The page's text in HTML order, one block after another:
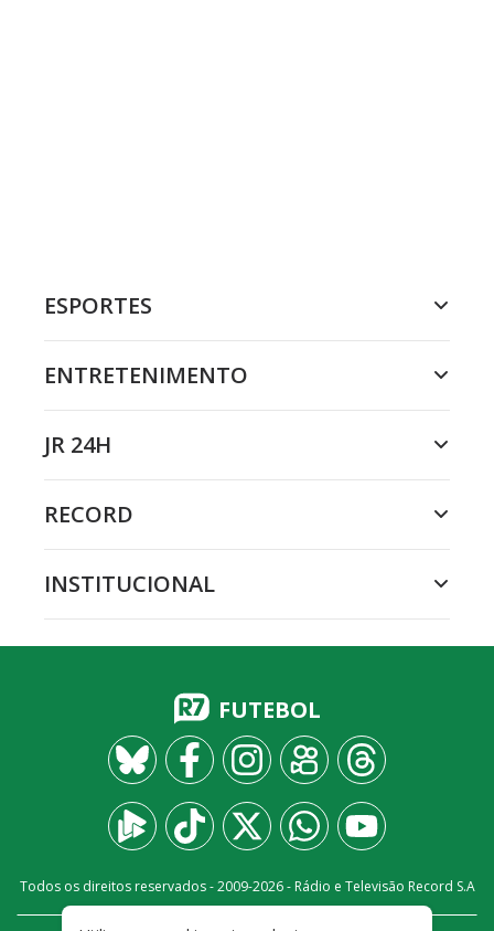
ESPORTES
ENTRETENIMENTO
JR 24H
RECORD
INSTITUCIONAL
FUTEBOL
Todos os direitos reservados - 2009-2026- Rádio e Televisão Record S.A